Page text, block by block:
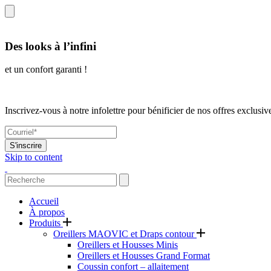
Des looks à l’infini
et un confort garanti !
Inscrivez-vous à notre infolettre pour bénificier de nos offres
S'inscrire
Skip to content
Accueil
À propos
Produits
Oreillers MAOVIC et Draps contour
Oreillers et Housses Minis
Oreillers et Housses Grand Format
Coussin confort – allaitement